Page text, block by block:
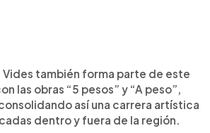
Vides también forma parte de este
las obras “5 pesos” y “A peso”,
así una carrera artística
dentro y fuera de la región.